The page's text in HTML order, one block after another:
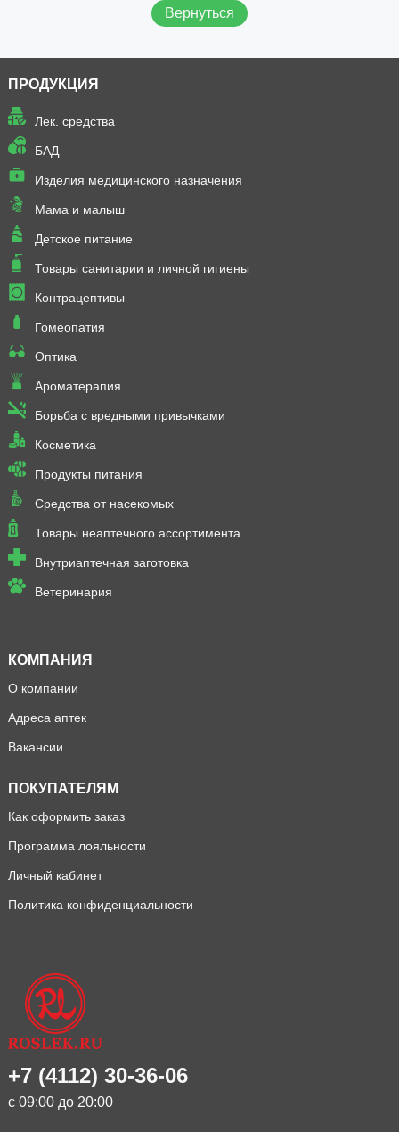
Вернуться
ПРОДУКЦИЯ
Лек. средства
БАД
Изделия медицинского назначения
Мама и малыш
Детское питание
Товары санитарии и личной гигиены
Контрацептивы
Гомеопатия
Оптика
Ароматерапия
Борьба с вредными привычками
Косметика
Продукты питания
Средства от насекомых
Товары неаптечного ассортимента
Внутриаптечная заготовка
Ветеринария
КОМПАНИЯ
О компании
Адреса аптек
Вакансии
ПОКУПАТЕЛЯМ
Как оформить заказ
Программа лояльности
Личный кабинет
Политика конфиденциальности
+7 (4112) 30-36-06
с 09:00 до 20:00